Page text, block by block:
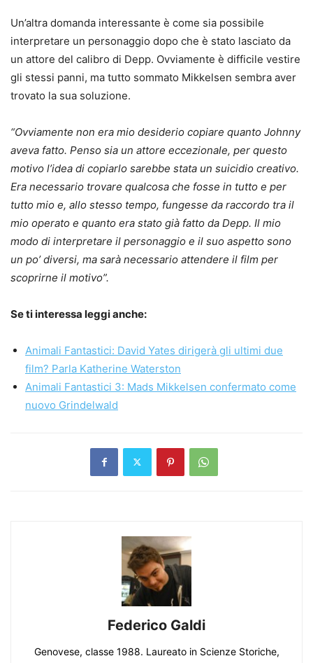
Un’altra domanda interessante è come sia possibile
interpretare un personaggio dopo che è stato lasciato da
un attore del calibro di Depp. Ovviamente è difficile vestire
gli stessi panni, ma tutto sommato Mikkelsen sembra aver
trovato la sua soluzione.
“Ovviamente non era mio desiderio copiare quanto Johnny
aveva fatto. Penso sia un attore eccezionale, per questo
motivo l’idea di copiarlo sarebbe stata un suicidio creativo.
Era necessario trovare qualcosa che fosse in tutto e per
tutto mio e, allo stesso tempo, fungesse da raccordo tra il
mio operato e quanto era stato già fatto da Depp. Il mio
modo di interpretare il personaggio e il suo aspetto sono
un po’ diversi, ma sarà necessario attendere il film per
scoprirne il motivo”.
Se ti interessa leggi anche:
Animali Fantastici: David Yates dirigerà gli ultimi due
film? Parla Katherine Waterston
Animali Fantastici 3: Mads Mikkelsen confermato come
nuovo Grindelwald
Federico Galdi
Genovese, classe 1988. Laureato in Scienze Storiche,